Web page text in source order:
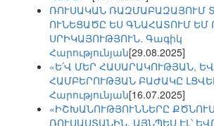
ՌՈՒՍԱԿԱՆ ՌԱԶՄԱԲԱԶԱՅՈՒՄ
ՈՒՆԵՑԱԾԸ ԵՍ ԳՆԱՀԱՏՈՒՄ ԵՄ
ՍՐԻԿԱՅՈՒԹՅՈՒՆ. Գագիկ
Հարությունյան[29.08.2025]
«Ե՛Վ ՄԵՐ ՀԱՍԱՐԱԿՈՒԹՅԱՆ,
ՀԱՄԲԵՐՈՒԹՅԱՆ ԲԱԺԱԿԸ
Հարությունյան[16.07.2025]
«ԻՇԽԱՆՈՒԹՅՈՒՆՆԵՐԸ
ՌՈՒՍԱՍՏԱՆԻՆ, ԱՅՆՊԵՍ ԷԼ՝